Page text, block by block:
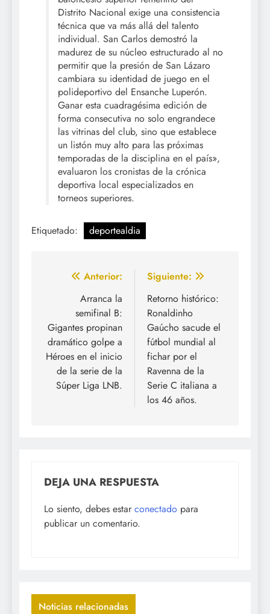
Distrito Nacional exige una consistencia
técnica que va más allá del talento
individual. San Carlos demostró la
madurez de su núcleo estructurado al no
permitir que la presión de San Lázaro
cambiara su identidad de juego en el
polideportivo del Ensanche Luperón.
Ganar esta cuadragésima edición de
forma consecutiva no solo engrandece
las vitrinas del club, sino que establece
un listón muy alto para las próximas
temporadas de la disciplina en el país»,
evaluaron los cronistas de la crónica
deportiva local especializados en
torneos superiores.
Etiquetado: deportealdia
Navegación
entradas
Anterior:
Arranca la
semifinal B:
Gigantes propinan
dramático golpe a
Héroes en el inicio
de la serie de la
Súper Liga LNB.
Siguiente:
Retorno histórico:
Ronaldinho
Gaúcho sacude el
fútbol mundial al
fichar por el
Ravenna de la
Serie C italiana a
los 46 años.
DEJA UNA RESPUESTA
Lo siento, debes estar conectado para
publicar un comentario.
Noticias relacionadas